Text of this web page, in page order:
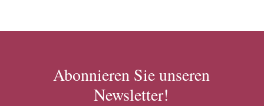
Abonnieren Sie unseren
Newsletter!